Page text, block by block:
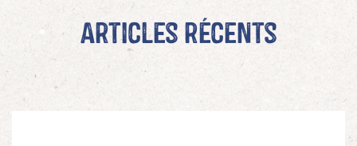
Articles récents